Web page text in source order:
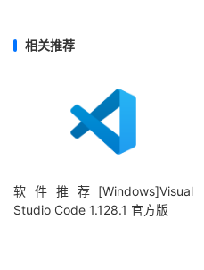
相关推荐
软件推荐[Windows]Visual
Studio Code 1.128.1 官方版